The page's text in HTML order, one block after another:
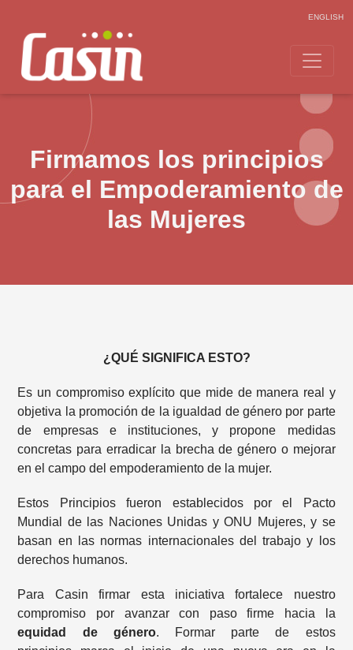
ENGLISH
Firmamos los principios
para el Empoderamiento de
las Mujeres
¿QUÉ SIGNIFICA ESTO?
Es un compromiso explícito que mide de manera real y
objetiva la promoción de la igualdad de género por parte
de empresas e instituciones, y propone medidas
concretas para erradicar la brecha de género o mejorar
en el campo del empoderamiento de la mujer.
Estos Principios fueron establecidos por el Pacto
Mundial de las Naciones Unidas y ONU Mujeres, y se
basan en las normas internacionales del trabajo y los
derechos humanos.
Para Casin firmar esta iniciativa fortalece nuestro
compromiso por avanzar con paso firme hacia la
equidad de género. Formar parte de estos